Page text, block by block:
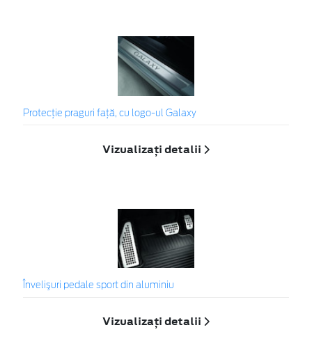
Protecţie praguri faţă, cu logo-ul Galaxy
Vizualizați detalii
Învelişuri pedale sport din aluminiu
Vizualizați detalii